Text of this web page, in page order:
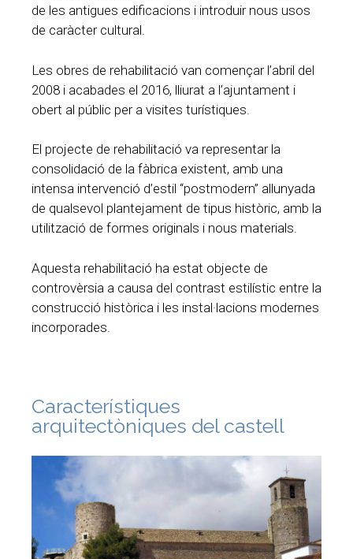
de les antigues edificacions i introduir nous usos
de caràcter cultural.
Les obres de rehabilitació van començar l’abril del
2008 i acabades el 2016, lliurat a l’ajuntament i
obert al públic per a visites turístiques.
El projecte de rehabilitació va representar la
consolidació de la fàbrica existent, amb una
intensa intervenció d’estil “postmodern” allunyada
de qualsevol plantejament de tipus històric, amb la
utilització de formes originals i nous materials.
Aquesta rehabilitació ha estat objecte de
controvèrsia a causa del contrast estilístic entre la
construcció històrica i les instal·lacions modernes
incorporades.
Característiques
arquitectòniques del castell